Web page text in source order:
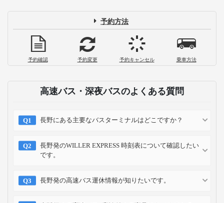
予約方法
予約確認 予約変更 予約キャンセル 乗車方法
高速バス・深夜バスのよくある質問
長野にある主要なバスターミナルはどこですか？
長野発のWILLER EXPRESS 時刻表について確認したい
です。
長野発の高速バス運休情報が知りたいです。